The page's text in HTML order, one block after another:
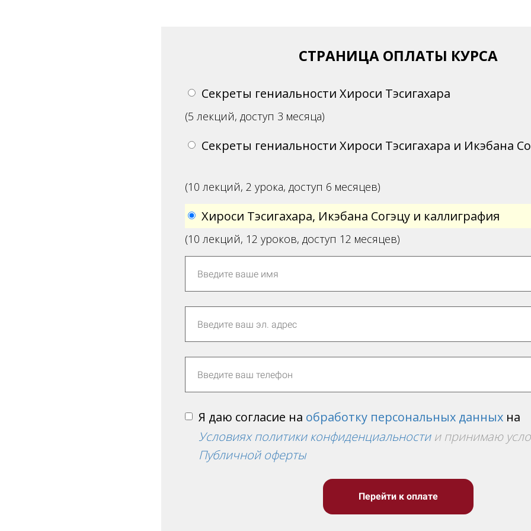
СТРАНИЦА ОПЛАТЫ КУРСА
Секреты гениальности Хироси Тэсигахара
(5 лекций, доступ 3 месяца)
Секреты гениальности Хироси Тэсигахара и Икэбана
(10 лекций, 2 урока, доступ 6 месяцев)
Хироси Тэсигахара, Икэбана Согэцу и каллиграфия
(10 лекций, 12 уроков, доступ 12 месяцев)
Я даю согласие на обработку персональных данных на
Условиях политики конфиденциальностии принимаю
Публичной оферты
Перейти к оплате